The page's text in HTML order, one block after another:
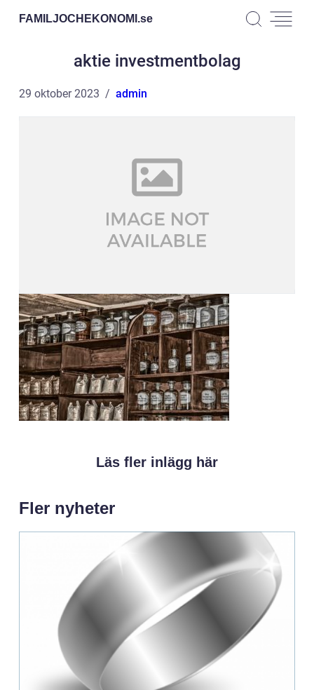
FAMILJOCHEKONOMI.se
aktie investmentbolag
29 oktober 2023 admin
Läs fler inlägg här
Fler nyheter